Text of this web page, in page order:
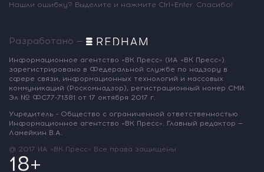
Нашли ошибку? Выделите и нажмите Ctrl+Enter. Спасибо!
Разработано —
Информационное агентство «ВК Пресс» (ИА «ВК Пресс»)
зарегистрировано в Федеральной службе по надзору в
сфере связи, информационных технологий и массовых
коммуникаций (Роскомнадзор), регистрационный номер СМИ:
Эл № ФС77-71381 от 17 октября 2017 г.
Учредитель - Общество с ограниченной ответственностью
Информационное агентство «ВК Пресс». Главный редактор —
Ламейкин В.А.
@ 2017 ИА «ВК Пресс» Все права защищены
18+